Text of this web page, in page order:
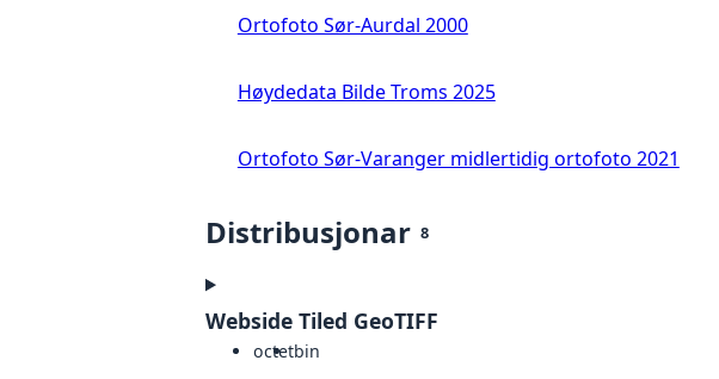
Ortofoto Sør-Aurdal 2000
Høydedata Bilde Troms 2025
Ortofoto Sør-Varanger midlertidig ortofoto 2021
Distribusjonar 8
Webside Tiled GeoTIFF
octetbin